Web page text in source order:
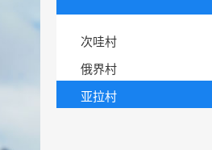
次哇村
俄界村
亚拉村